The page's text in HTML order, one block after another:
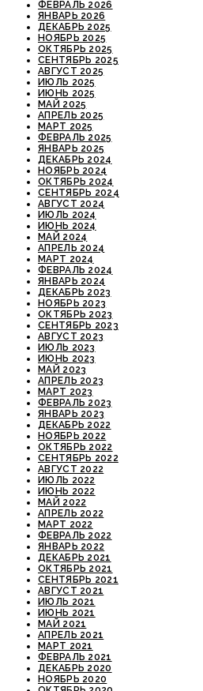
ФЕВРАЛЬ 2026
ЯНВАРЬ 2026
ДЕКАБРЬ 2025
НОЯБРЬ 2025
ОКТЯБРЬ 2025
СЕНТЯБРЬ 2025
АВГУСТ 2025
ИЮЛЬ 2025
ИЮНЬ 2025
МАЙ 2025
АПРЕЛЬ 2025
МАРТ 2025
ФЕВРАЛЬ 2025
ЯНВАРЬ 2025
ДЕКАБРЬ 2024
НОЯБРЬ 2024
ОКТЯБРЬ 2024
СЕНТЯБРЬ 2024
АВГУСТ 2024
ИЮЛЬ 2024
ИЮНЬ 2024
МАЙ 2024
АПРЕЛЬ 2024
МАРТ 2024
ФЕВРАЛЬ 2024
ЯНВАРЬ 2024
ДЕКАБРЬ 2023
НОЯБРЬ 2023
ОКТЯБРЬ 2023
СЕНТЯБРЬ 2023
АВГУСТ 2023
ИЮЛЬ 2023
ИЮНЬ 2023
МАЙ 2023
АПРЕЛЬ 2023
МАРТ 2023
ФЕВРАЛЬ 2023
ЯНВАРЬ 2023
ДЕКАБРЬ 2022
НОЯБРЬ 2022
ОКТЯБРЬ 2022
СЕНТЯБРЬ 2022
АВГУСТ 2022
ИЮЛЬ 2022
ИЮНЬ 2022
МАЙ 2022
АПРЕЛЬ 2022
МАРТ 2022
ФЕВРАЛЬ 2022
ЯНВАРЬ 2022
ДЕКАБРЬ 2021
ОКТЯБРЬ 2021
СЕНТЯБРЬ 2021
АВГУСТ 2021
ИЮЛЬ 2021
ИЮНЬ 2021
МАЙ 2021
АПРЕЛЬ 2021
МАРТ 2021
ФЕВРАЛЬ 2021
ДЕКАБРЬ 2020
НОЯБРЬ 2020